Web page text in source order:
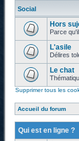
Social
Hors
Parce
L'asile
Délires
Le chat
Supprimer tous les
Accueil du forum
Qui est en ligne ?